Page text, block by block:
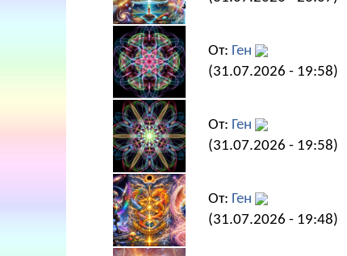
От: Ген
(31.07.2026 - 19:58)
От: Ген
(31.07.2026 - 19:58)
От: Ген
(31.07.2026 - 19:48)